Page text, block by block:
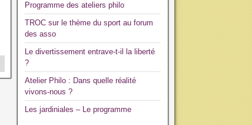
Programme des ateliers philo
TROC sur le thème du sport au forum
des asso
Le divertissement entrave-t-il la liberté
?
Atelier Philo : Dans quelle réalité
vivons-nous ?
Les jardiniales – Le programme